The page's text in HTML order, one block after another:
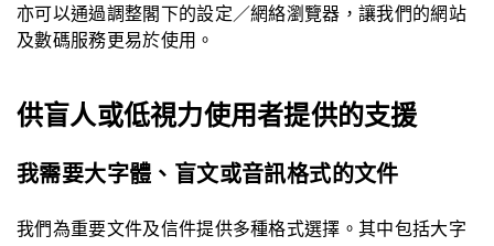
亦可以通過調整閣下的設定／網絡瀏覽器，讓我們的網站
及數碼服務更易於使用。
供盲人或低視力使用者提供的支援
我需要大字體、盲文或音訊格式的文件
我們為重要文件及信件提供多種格式選擇。其中包括大字